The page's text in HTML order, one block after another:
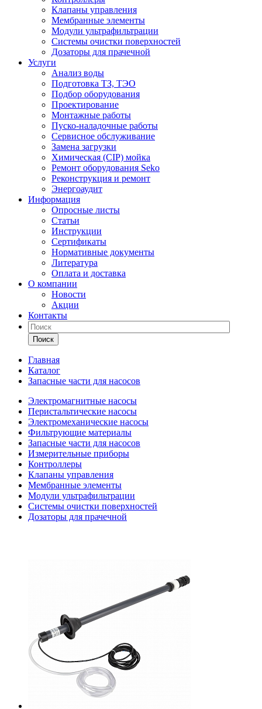
Клапаны управления
Мембранные элементы
Модули ультрафильтрации
Системы очистки поверхностей
Дозаторы для прачечной
Услуги
Анализ воды
Подготовка ТЗ, ТЭО
Подбор оборудования
Проектирование
Монтажные работы
Пуско-наладочные работы
Сервисное обслуживание
Замена загрузки
Химическая (CIP) мойка
Ремонт оборудования Seko
Реконструкция и ремонт
Энергоаудит
Информация
Опросные листы
Статьи
Инструкции
Сертификаты
Нормативные документы
Литература
Оплата и доставка
О компании
Новости
Акции
Контакты
Поиск
Главная
Каталог
Запасные части для насосов
Электромагнитные насосы
Перистальтические насосы
Электромеханические насосы
Фильтрующие материалы
Запасные части для насосов
Измерительные приборы
Контроллеры
Клапаны управления
Мембранные элементы
Модули ультрафильтрации
Системы очистки поверхностей
Дозаторы для прачечной